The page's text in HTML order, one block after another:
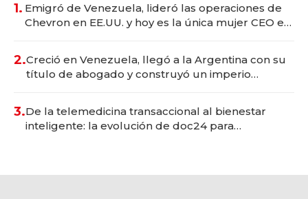
1. Emigró de Venezuela, lideró las operaciones de
Chevron en EE.UU. y hoy es la única mujer CEO en
2.Creció en Venezuela, llegó a la Argentina con su
título de abogado y construyó un imperio
3.De la telemedicina transaccional al bienestar
inteligente: la evolución de doc24 para